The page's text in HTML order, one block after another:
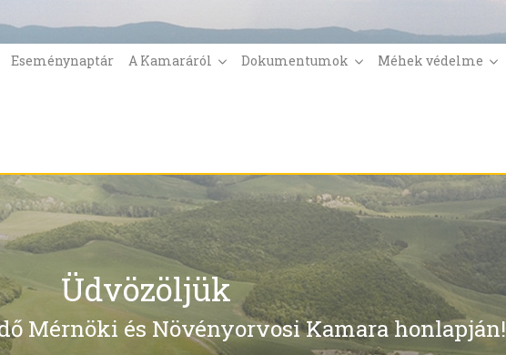
Eseménynaptár A Kamaráról Dokumentumok Méhek védelme
Üdvözöljük
Mérnöki és Növényorvosi Kamara honlapján!